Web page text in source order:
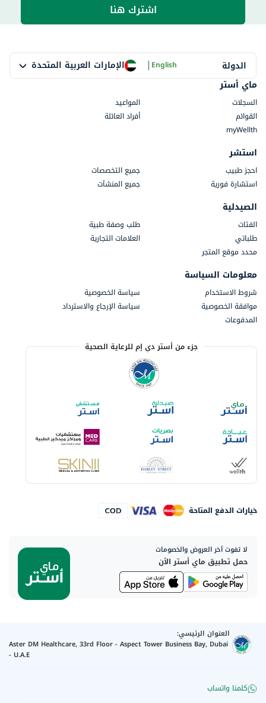
اشترك هنا
الدولة الإمارات العربية المتحدة |English
ماي أستر
السجلات
المواعيد
القوائم
أفراد العائلة
myWellth
استشر
احجز طبيب
جميع التخصصات
استشارة فورية
جميع المنشآت
الصيدلية
الفئات
طلب وصفة طبية
طلباتي
العلامات التجارية
محدد موقع المتجر
معلومات السياسة
شروط الاستخدام
سياسة الخصوصية
موافقة الخصوصية
سياسة الإرجاع والاسترداد
المدفوعات
جزء من أستر دي إم للرعاية الصحية
خيارات الدفع المتاحة
لا تفوت آخر العروض والخصومات
حمل تطبيق ماي أستر الآن
العنوان الرئيسي:
Aster DM Healthcare, 33rd Floor - Aspect Tower Business Bay, Dubai
- U.A.E
كلمنا واتساب